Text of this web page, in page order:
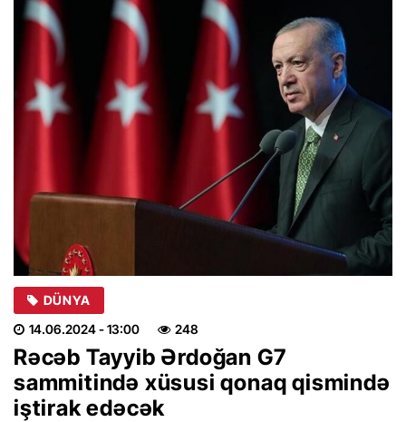
DÜNYA
14.06.2024- 13:00 248
Rəcəb Tayyib Ərdoğan G7
sammitində xüsusi qonaq qismində
iştirak edəcək